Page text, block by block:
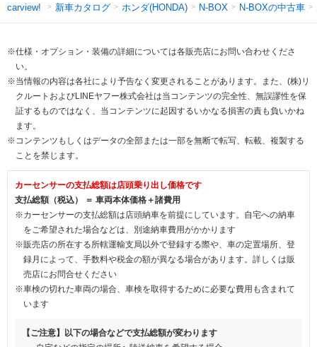
carview! 新車カタログ ホンダ(HONDA) N-BOX N-BOXの中古車
※仕様・オプション・装備の詳細については各販売店にお問い合わせくださ
い。
※当情報の内容は各社により予告なく変更されることがあります。また、(株)リ
クルートおよびLINEヤフー株式会社は当コンテンツの完全性、無誤謬性を保
証するものではなく、当コンテンツに起因するいかなる損害の責も負いかね
ます。
※コンテンツもしくはデータの全部または一部を無断で転写、転載、複製する
ことを禁じます。
カーセンサーの支払総額は店頭乗り出し価格です
支払総額（税込） ＝ 車両本体価格＋諸費用
※カーセンサーの支払総額は店頭納車を前提にしています。自宅への納車
をご希望された場合などは、別途納車費用がかかります
※販売店の所在する所轄運輸支局以外で登録する際や、車の定置場所、登
録月によって、手数料や税金の額が異なる場合があります。詳しくは販
売店にお問合せください
※車検の切れた車両の場合、車検を取得するために必要な費用も含まれて
います
【ご注意】以下の場合などで支払総額が変わります